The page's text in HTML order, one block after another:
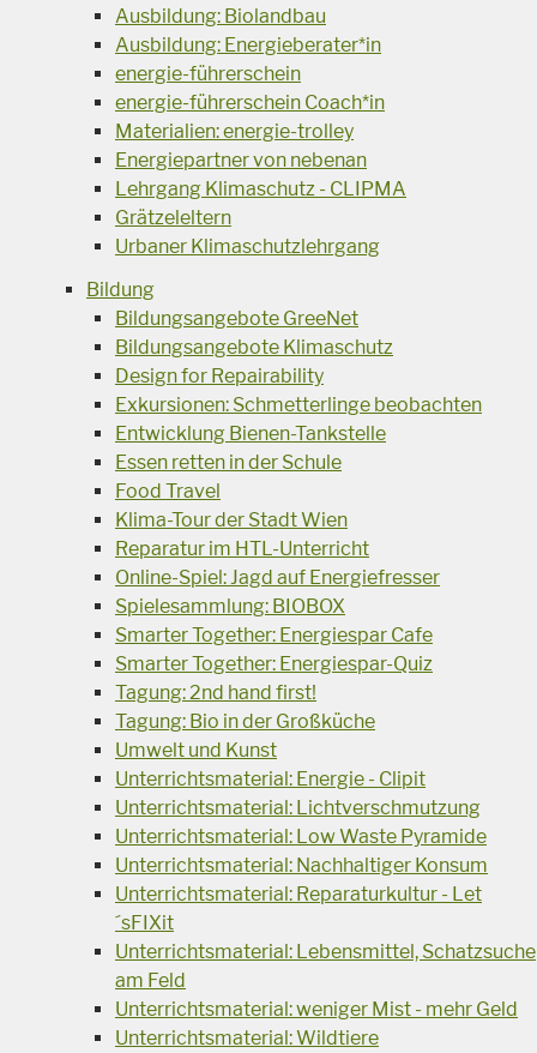
Ausbildung: Biolandbau
Ausbildung: Energieberater*in
energie-führerschein
energie-führerschein Coach*in
Materialien: energie-trolley
Energiepartner von nebenan
Lehrgang Klimaschutz - CLIPMA
Grätzeleltern
Urbaner Klimaschutzlehrgang
Bildung
Bildungsangebote GreeNet
Bildungsangebote Klimaschutz
Design for Repairability
Exkursionen: Schmetterlinge beobachten
Entwicklung Bienen-Tankstelle
Essen retten in der Schule
Food Travel
Klima-Tour der Stadt Wien
Reparatur im HTL-Unterricht
Online-Spiel: Jagd auf Energiefresser
Spielesammlung: BIOBOX
Smarter Together: Energiespar Cafe
Smarter Together: Energiespar-Quiz
Tagung: 2nd hand first!
Tagung: Bio in der Großküche
Umwelt und Kunst
Unterrichtsmaterial: Energie - Clipit
Unterrichtsmaterial: Lichtverschmutzung
Unterrichtsmaterial: Low Waste Pyramide
Unterrichtsmaterial: Nachhaltiger Konsum
Unterrichtsmaterial: Reparaturkultur - Let
´sFIXit
Unterrichtsmaterial: Lebensmittel, Schatzsuche
am Feld
Unterrichtsmaterial: weniger Mist - mehr Geld
Unterrichtsmaterial: Wildtiere